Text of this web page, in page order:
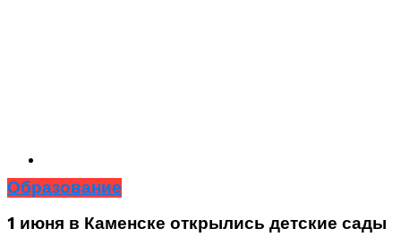
Образование
1 июня в Каменске открылись детские сады